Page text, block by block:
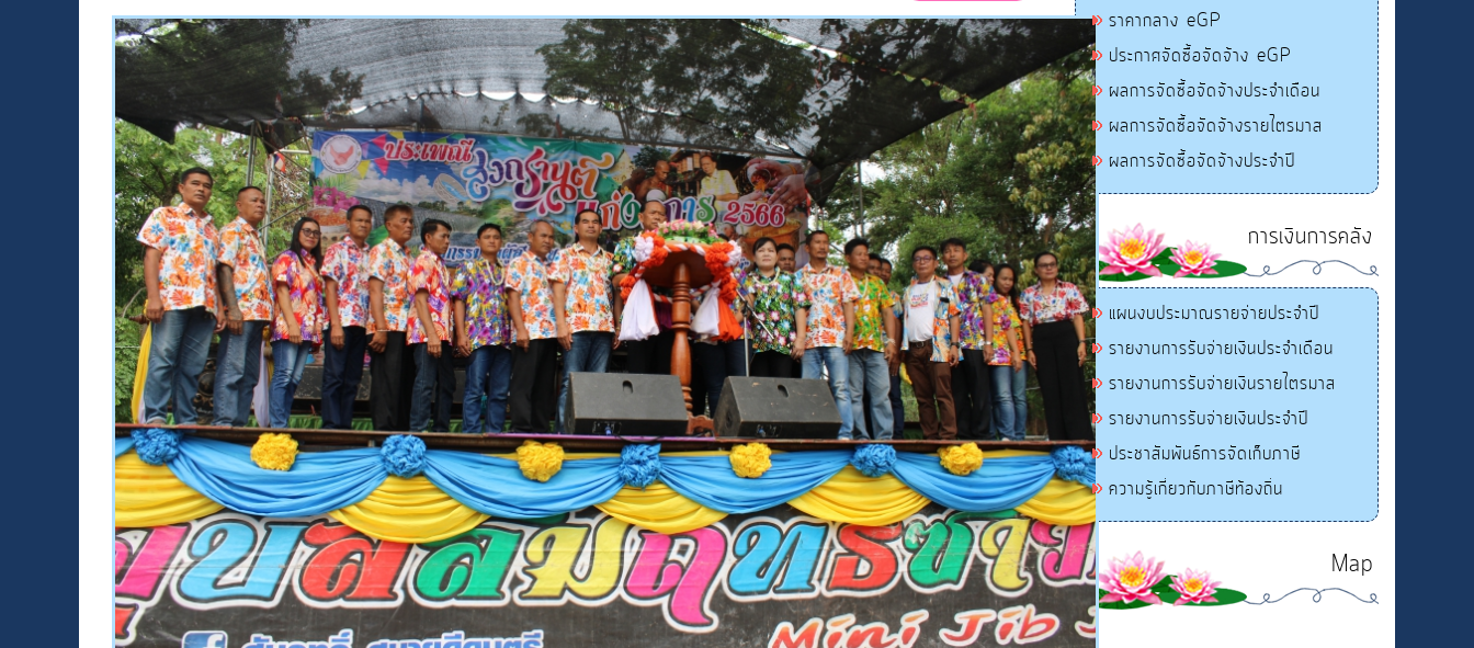
ราคากลาง eGP
ประกาศจัดซื้อจัดจ้าง eGP
ผลการจัดซื้อจัดจ้างประจำเดือน
ผลการจัดซื้อจัดจ้างรายไตรมาส
ผลการจัดซื้อจัดจ้างประจำปี
การเงินการคลัง
แผนงบประมาณรายจ่ายประจำปี
รายงานการรับจ่ายเงินประจำเดือน
รายงานการรับจ่ายเงินรายไตรมาส
รายงานการรับจ่ายเงินประจำปี
ประชาสัมพันธ์การจัดเก็บภาษี
ความรู้เกี่ยวกับภาษีท้องถิ่น
Map